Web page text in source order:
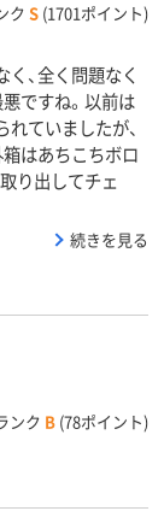
ク S (1701ポイント)
、全く問題なく
ですね。以前は
ていましたが、
はあちこちボロ
り出してチェ
続きを見る
ンク B (78ポイント)